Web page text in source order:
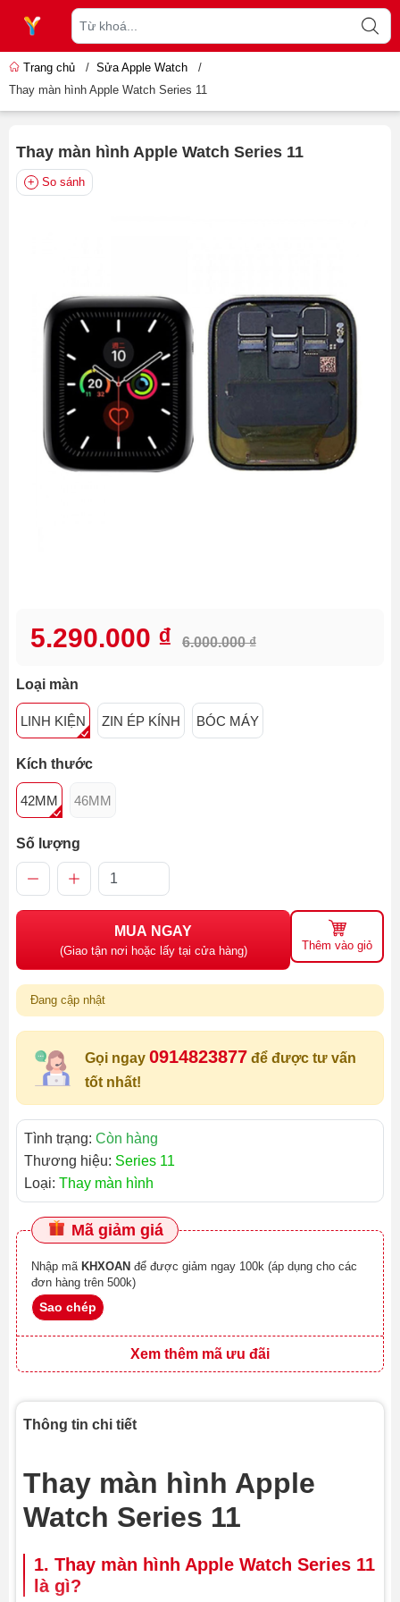
Trang chủ / Sửa Apple Watch
/
Thay màn hình Apple Watch Series 11
Thay màn hình Apple Watch Series 11
So sánh
5.290.000 ₫ 6.000.000 ₫
Loại màn
LINH KIỆN ZIN ÉP KÍNH BÓC MÁY
Kích thước
42MM 46MM
Số lượng
MUA NGAY
(Giao tận nơi hoặc lấy tại cửa hàng) Thêm vào giỏ
Đang cập nhật
Gọi ngay 0914823877 để được tư vấn
tốt nhất!
Tình trạng: Còn hàng
Thương hiệu: Series 11
Loại: Thay màn hình
Mã giảm giá
Nhập mã KHXOAN
đơn hàng trên 500k)
Sao chép
Xem thêm mã ưu đãi
Thông tin chi tiết
Thay màn hình Apple
Watch Series 11
1. Thay màn hình Apple Watch Series 11
là gì?